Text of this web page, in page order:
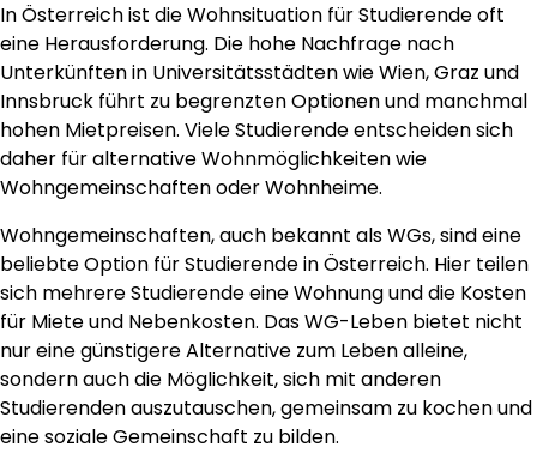
In Österreich ist die Wohnsituation für Studierende oft
eine Herausforderung. Die hohe Nachfrage nach
Unterkünften in Universitätsstädten wie Wien, Graz und
Innsbruck führt zu begrenzten Optionen und manchmal
hohen Mietpreisen. Viele Studierende entscheiden sich
daher für alternative Wohnmöglichkeiten wie
Wohngemeinschaften oder Wohnheime.
Wohngemeinschaften, auch bekannt als WGs, sind eine
beliebte Option für Studierende in Österreich. Hier teilen
sich mehrere Studierende eine Wohnung und die Kosten
für Miete und Nebenkosten. Das WG-Leben bietet nicht
nur eine günstigere Alternative zum Leben alleine,
sondern auch die Möglichkeit, sich mit anderen
Studierenden auszutauschen, gemeinsam zu kochen und
eine soziale Gemeinschaft zu bilden.